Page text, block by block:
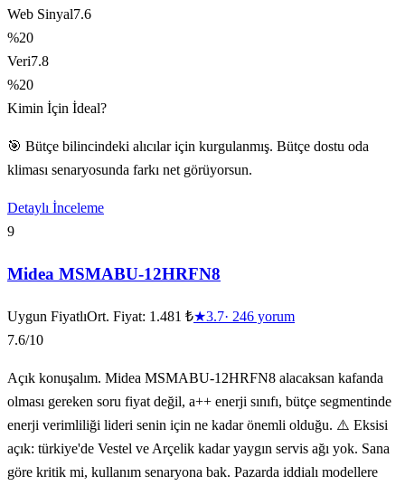
Web Sinyal7.6
%20
Veri7.8
%20
Kimin İçin İdeal?
🎯 Bütçe bilincindeki alıcılar için kurgulanmış. Bütçe dostu oda
kliması senaryosunda farkı net görüyorsun.
Detaylı İnceleme
9
Midea MSMABU-12HRFN8
Uygun FiyatlıOrt. Fiyat: 1.481 ₺★3.7· 246 yorum
7.6/10
Açık konuşalım. Midea MSMABU-12HRFN8 alacaksan kafanda
olması gereken soru fiyat değil, a++ enerji sınıfı, bütçe segmentinde
enerji verimliliği lideri senin için ne kadar önemli olduğu. ⚠️ Eksisi
açık: türkiye'de Vestel ve Arçelik kadar yaygın servis ağı yok. Sana
göre kritik mi, kullanım senaryona bak. Pazarda iddialı modellere